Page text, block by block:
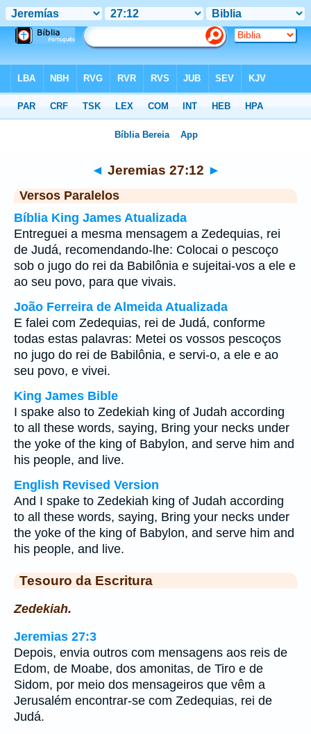
◄ Jeremias 27:12 ►
Versos Paralelos
Bíblia King James Atualizada
Entreguei a mesma mensagem a Zedequias, rei
de Judá, recomendando-lhe: Colocai o pescoço
sob o jugo do rei da Babilônia e sujeitai-vos a ele e
ao seu povo, para que vivais.
João Ferreira de Almeida Atualizada
E falei com Zedequias, rei de Judá, conforme
todas estas palavras: Metei os vossos pescoços
no jugo do rei de Babilônia, e servi-o, a ele e ao
seu povo, e vivei.
King James Bible
I spake also to Zedekiah king of Judah according
to all these words, saying, Bring your necks under
the yoke of the king of Babylon, and serve him and
his people, and live.
English Revised Version
And I spake to Zedekiah king of Judah according
to all these words, saying, Bring your necks under
the yoke of the king of Babylon, and serve him and
his people, and live.
Tesouro da Escritura
Zedekiah.
Jeremias 27:3
Depois, envia outros com mensagens aos reis de
Edom, de Moabe, dos amonitas, de Tiro e de
Sidom, por meio dos mensageiros que vêm a
Jerusalém encontrar-se com Zedequias, rei de
Judá.